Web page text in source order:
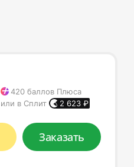
420 баллов Плюса
или в Сплит
2 623 ₽
Заказать